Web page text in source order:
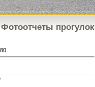
Фотоотчеты прогулок